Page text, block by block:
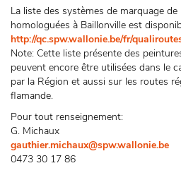
La liste des systèmes de marquage
homologuées à Baillonville est
http://qc.spw.wallonie.be/fr/
Note: Cette liste présente des
peuvent encore être utilisées dans le
par la Région et aussi sur les routes
flamande.
Pour tout renseignement:
G. Michaux
gauthier.michaux@spw.wallonie.be
0473 30 17 86